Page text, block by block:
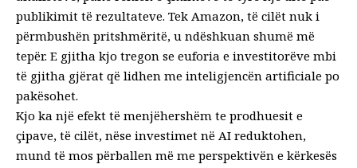
publikimit të rezultateve. Tek Amazon, të cilët nuk i
përmbushën pritshmëritë, u ndëshkuan shumë më
tepër. E gjitha kjo tregon se euforia e investitorëve mbi
të gjitha gjërat që lidhen me inteligjencën artificiale po
pakësohet.
Kjo ka një efekt të menjëhershëm te prodhuesit e
çipave, të cilët, nëse investimet në AI reduktohen,
mund të mos përballen më me perspektivën e kërkesës